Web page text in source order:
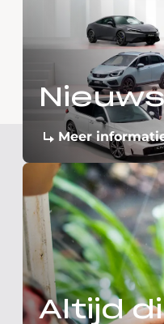
Nieuws
Meer
Altijd